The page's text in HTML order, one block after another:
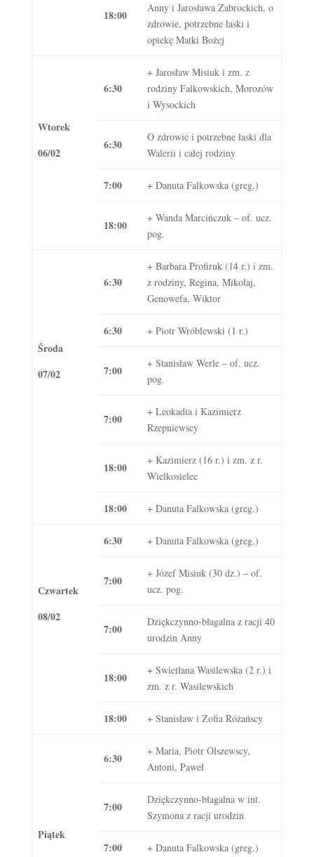
18:00
Anny i Jarosława Zabrockich, o
zdrowie, potrzebne łaski i
opiekę Matki Bożej
Wtorek
06/02
6:30
+ Jarosław Misiuk i zm. z
rodziny Falkowskich, Morozów
i Wysockich
6:30
O zdrowie i potrzebne łaski dla
Walerii i całej rodziny
7:00 + Danuta Falkowska (greg.)
18:00
+ Wanda Marcińczuk – of. ucz.
pog.
Środa
07/02
6:30
+ Barbara Profiruk (14 r.) i zm.
z rodziny, Regina, Mikołaj,
Genowefa, Wiktor
6:30 + Piotr Wróblewski (1 r.)
7:00
+ Stanisław Werle – of. ucz.
pog.
7:00
+ Leokadia i Kazimierz
Rzepniewscy
18:00
+ Kazimierz (16 r.) i zm. z r.
Wielkosielec
18:00 + Danuta Falkowska (greg.)
Czwartek
08/02
6:30 + Danuta Falkowska (greg.)
7:00
+ Józef Misiuk (30 dz.) – of.
ucz. pog.
7:00
Dziękczynno-błagalna z racji 40
urodzin Anny
18:00
+ Swietłana Wasilewska (2 r.) i
zm. z r. Wasilewskich
18:00 + Stanisław i Zofia Różańscy
Piątek
6:30
+ Maria, Piotr Olszewscy,
Antoni, Paweł
7:00
Dziękczynno-błagalna w int.
Szymona z racji urodzin
7:00 + Danuta Falkowska (greg.)